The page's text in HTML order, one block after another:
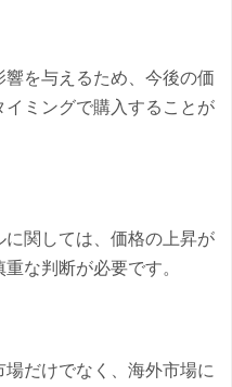
を与えるため、今後の価
ミングで購入することが
関しては、価格の上昇が
な判断が必要です。
だけでなく、海外市場に